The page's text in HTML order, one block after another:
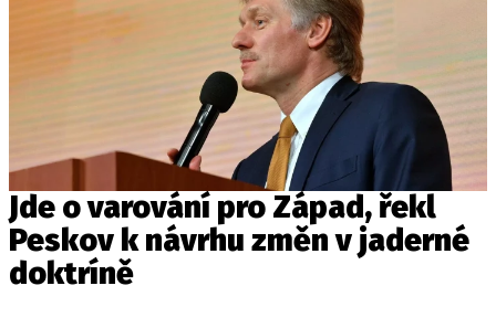
Jde o varování pro Západ, řekl
Peskov k návrhu změn v jaderné
doktríně